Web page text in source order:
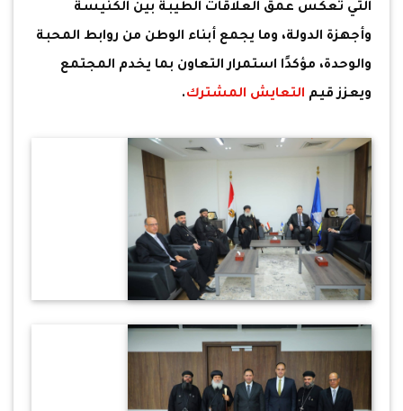
التي تعكس عمق العلاقات الطيبة بين الكنيسة
وأجهزة الدولة، وما يجمع أبناء الوطن من روابط المحبة
والوحدة، مؤكدًا استمرار التعاون بما يخدم المجتمع
ويعزز قيم التعايش المشترك.